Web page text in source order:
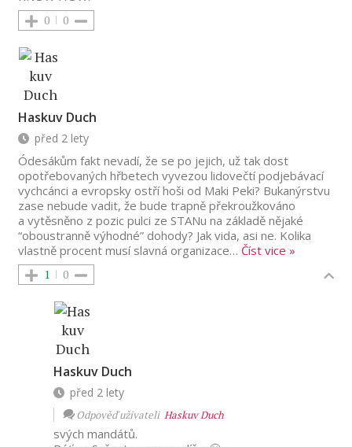
0 0
Haskuv Duch
před 2 lety
Ódesákům fakt nevadí, že se po jejich, už tak dost
opotřebovaných hřbetech vyvezou lidovečtí podjebávací
vychcánci a evropsky ostří hoši od Maki Peki? Bukanýrstvu
zase nebude vadit, že bude trapně překroužkováno
a vytěsněno z pozic pulci ze STANu na základě nějaké
“oboustranně výhodné” dohody? Jak vida, asi ne. Kolika
vlastně procent musí slavná organizace… Číst vice »
1 0
Haskuv Duch
před 2 lety
Odpověď uživateli Haskuv Duch
svých mandátů.